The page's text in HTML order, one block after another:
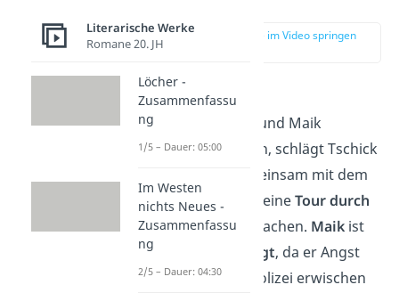
zur Stelle im Video springen
Kapitel 18
Während Tschick und Maik
Videospiele spielen, schlägt Tschick
plötzlich vor, gemeinsam mit dem
gestohlenen Lada eineTour durch
Deutschlandzu machen. Maik ist
zunächst abgeneigt, da er Angst
hat, dass sie die Polizei erwischen
Literarische Werke
Romane 20. JH
Löcher -
Zusammenfassu
ng
1/5 – Dauer: 05:00
Im Westen
nichts Neues -
Zusammenfassu
ng
2/5 – Dauer: 04:30